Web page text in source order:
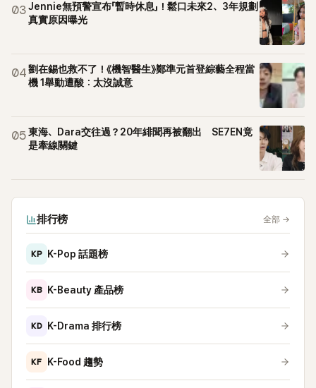
03Jennie無預警宣布「暫時休息」！鬆口未來2、3年規劃
真實原因曝光
04劉在錫也救不了！《機智醫生》鄭準元首登綜藝全程當
機 1舉動遭酸：太沒誠意
05東海、Dara交往過？20年緋聞再被翻出 SE7EN竟
是牽線關鍵
排行榜 全部 →
KP K-Pop 話題榜
KB K-Beauty 產品榜
KD K-Drama 排行榜
KF K-Food 趨勢